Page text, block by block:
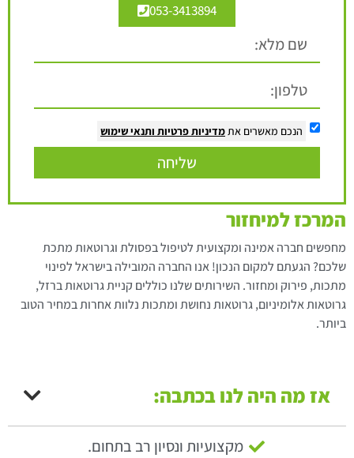
053-3413894
הנכם מאשרים אתמדיניות פרטיות ותנאי שימוש
שליחה
המרכז למיחזור
מחפשים חברה אמינה ומקצועית לטיפול בפסולת וגרוטאות מתכת
שלכם? הגעתם למקום הנכון! אנו החברה המובילה בישראל לפינוי
מתכות, פירוק ומחזור. השירותים שלנו כוללים קניית גרוטאות ברזל,
גרוטאות אלומיניום, גרוטאות נחושת ומתכות נלוות אחרות במחיר הטוב
ביותר.
אז מה היה לנו בכתבה:
מקצועיות ונסיון רב בתחום.